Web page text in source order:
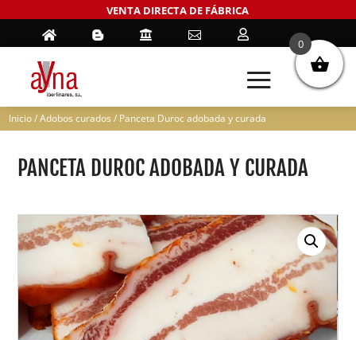
VENTA DIRECTA DE FÁBRICA
    
Inicio/Adobos curados / Panceta Duroc adobada y curada
PANCETA DUROC ADOBADA Y CURADA
0